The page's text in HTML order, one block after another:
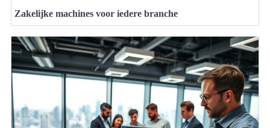
Zakelijke machines voor iedere branche